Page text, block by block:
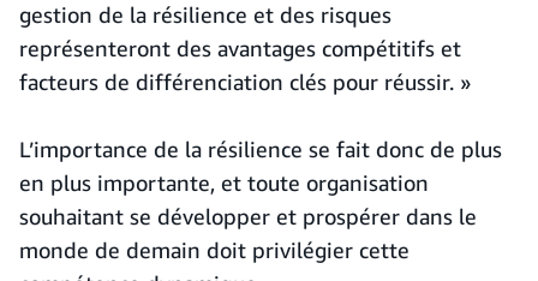
gestion de la résilience et des risques
représenteront des avantages compétitifs et
facteurs de différenciation clés pour réussir. »
L’importance de la résilience se fait donc de plus
en plus importante, et toute organisation
souhaitant se développer et prospérer dans le
monde de demain doit privilégier cette